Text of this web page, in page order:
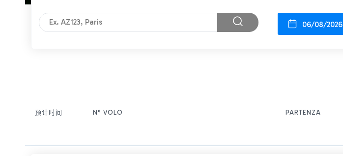
06/08/2026
预计时间 N° VOLO PARTENZA